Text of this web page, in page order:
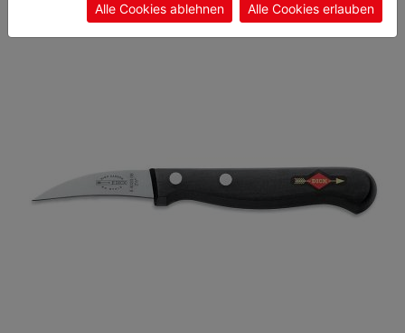
Alle Cookies ablehnen Alle Cookies erlauben